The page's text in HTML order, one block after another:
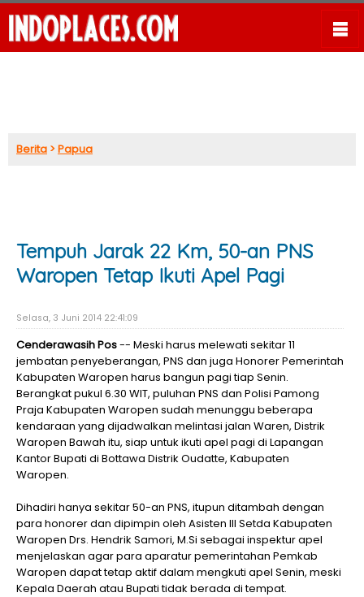
Berita >Papua
Tempuh Jarak 22 Km, 50-an PNS
Waropen Tetap Ikuti Apel Pagi
Selasa, 3 Juni 2014 22:41:09
Cenderawasih Pos-- Meski harus melewati sekitar 11
jembatan penyeberangan, PNS dan juga Honorer Pemerintah
Kabupaten Waropen harus bangun pagi tiap Senin.
Berangkat pukul 6.30 WIT, puluhan PNS dan Polisi Pamong
Praja Kabupaten Waropen sudah menunggu beberapa
kendaraan yang dijadwalkan melintasi jalan Waren, Distrik
Waropen Bawah itu, siap untuk ikuti apel pagi di Lapangan
Kantor Bupati di Bottawa Distrik Oudatte, Kabupaten
Waropen.
Dihadiri hanya sekitar 50-an PNS, itupun ditambah dengan
para honorer dan dipimpin oleh Asisten III Setda Kabupaten
Waropen Drs. Hendrik Samori, M.Si sebagai inspektur apel
menjelaskan agar para aparatur pemerintahan Pemkab
Waropen dapat tetap aktif dalam mengkuti apel Senin, meski
Kepala Daerah atau Bupati tidak berada di tempat.